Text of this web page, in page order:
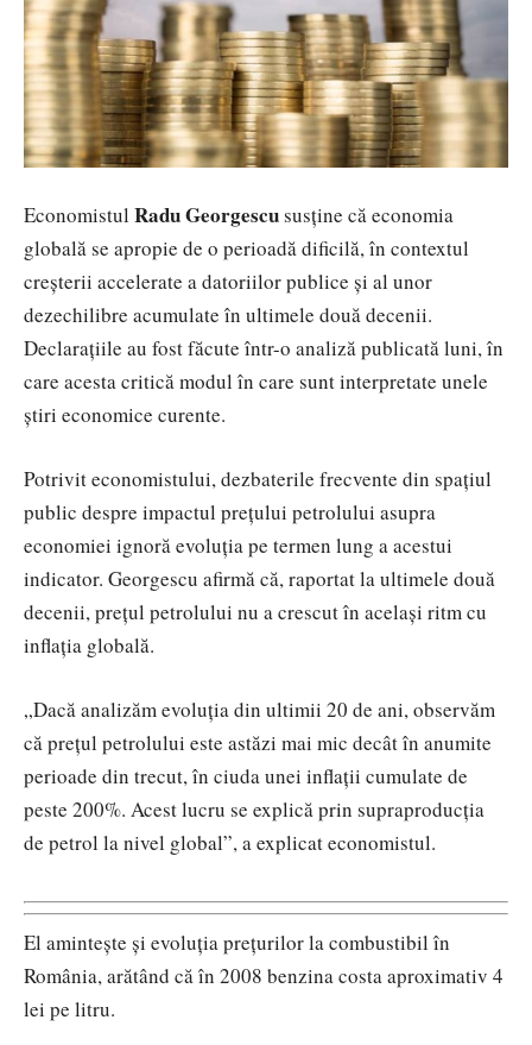
Economistul Radu Georgescususține că economia
globală se apropie de o perioadă dificilă, în contextul
creșterii accelerate a datoriilor publice și al unor
dezechilibre acumulate în ultimele două decenii.
Declarațiile au fost făcute într-o analiză publicată luni, în
care acesta critică modul în care sunt interpretate unele
știri economice curente.
Potrivit economistului, dezbaterile frecvente din spațiul
public despre impactul prețului petrolului asupra
economiei ignoră evoluția pe termen lung a acestui
indicator. Georgescu afirmă că, raportat la ultimele două
decenii, prețul petrolului nu a crescut în același ritm cu
inflația globală.
„Dacă analizăm evoluția din ultimii 20 de ani, observăm
că prețul petrolului este astăzi mai mic decât în anumite
perioade din trecut, în ciuda unei inflații cumulate de
peste 200%. Acest lucru se explică prin supraproducția
de petrol la nivel global”, a explicat economistul.
El amintește și evoluția prețurilor la combustibil în
România, arătând că în 2008 benzina costa aproximativ 4
lei pe litru.